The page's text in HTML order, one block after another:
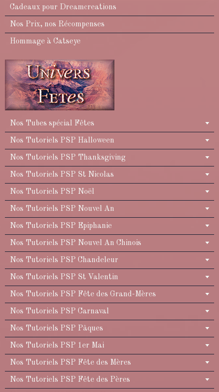
Cadeaux pour Dreamcreations
Nos Prix, nos Récompenses
Hommage à Catseye
Nos Tubes spécial Fêtes
Nos Tutoriels PSP Halloween
Nos Tutoriels PSP Thanksgiving
Nos Tutoriels PSP St Nicolas
Nos Tutoriels PSP Noël
Nos Tutoriels PSP Nouvel An
Nos Tutoriels PSP Epiphanie
Nos Tutoriels PSP Nouvel An Chinois
Nos Tutoriels PSP Chandeleur
Nos Tutoriels PSP St Valentin
Nos Tutoriels PSP Fête des Grand-Mères
Nos Tutoriels PSP Carnaval
Nos Tutoriels PSP Pâques
Nos Tutoriels PSP 1er Mai
Nos Tutoriels PSP Fête des Mères
Nos Tutoriels PSP Fête des Pères